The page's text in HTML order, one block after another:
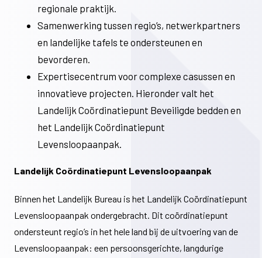
regionale praktijk.
Samenwerking tussen regio’s, netwerkpartners
en landelijke tafels te ondersteunen en
bevorderen.
Expertisecentrum voor complexe casussen en
innovatieve projecten. Hieronder valt het
Landelijk Coördinatiepunt Beveiligde bedden en
het Landelijk Coördinatiepunt
Levensloopaanpak.
Landelijk Coördinatiepunt Levensloopaanpak
Binnen het Landelijk Bureau is het Landelijk Coördinatiepunt
Levensloopaanpak ondergebracht. Dit coördinatiepunt
ondersteunt regio’s in het hele land bij de uitvoering van de
Levensloopaanpak: een persoonsgerichte, langdurige